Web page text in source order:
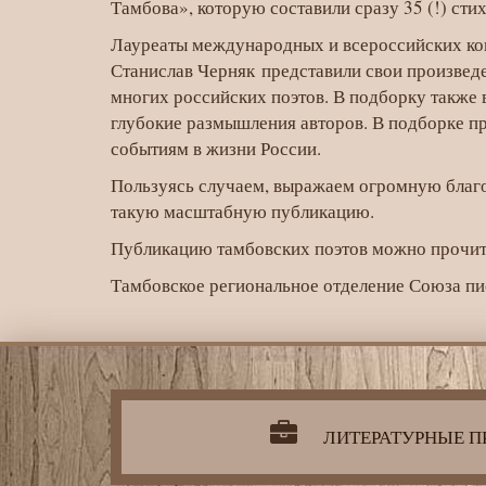
«Нева»
Тамбова», которую составили сразу 35 (!)
Лауреаты международных и всероссийских
Станислав Черняк представили свои
многих российских поэтов. В подборку
глубокие размышления авторов. В подборке
событиям в жизни России.
Пользуясь случаем, выражаем огромную
такую масштабную публикацию.
Публикацию тамбовских поэтов можно
Тамбовское региональное отделение Союза
Литературная
деятельность
организации
ЛИТЕРАТУРНЫЕ